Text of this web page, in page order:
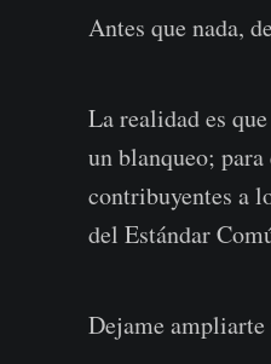
Antes que nada,
La realidad es
un blanqueo;
contribuyentes a
del Estándar
Dejame